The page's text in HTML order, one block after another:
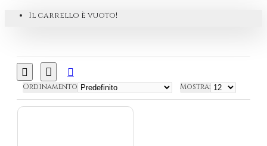
Il carrello è vuoto!
Ordinamento Mostra: